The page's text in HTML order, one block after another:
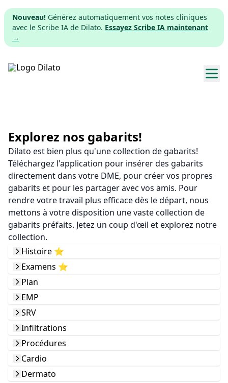
Nouveau! Générez automatiquement vos notes cliniques
avec le Scribe IA de Dilato. Essayez Scribe IA maintenant
→
Tarifs
Télécharger
App web
S'inscrire
Explorez nos gabarits!
Dilato est bien plus qu'une collection de gabarits!
Téléchargez l'application pour insérer des gabarits
directement dans votre DME, pour créer vos propres
gabarits et pour les partager avec vos amis. Pour
rendre votre travail plus efficace dès le départ, nous
mettons à votre disposition une vaste collection de
gabarits préfaits. Jetez un coup d'œil et explorez notre
collection.
Histoire ⭐️
Examens ⭐️
Plan
EMP
SRV
Infiltrations
Procédures
Cardio
Dermato